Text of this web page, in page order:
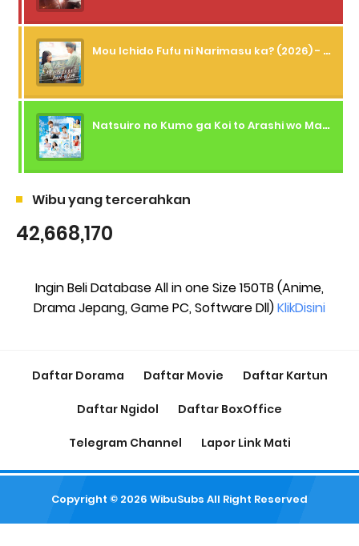
Mou Ichido Fufu ni Narimasu ka? (2026) - 01 Subtitle Indonesia
Natsuiro no Kumo ga Koi to Arashi wo Makiokosu (2026) - 01 Subtitle Indonesia
Wibu yang tercerahkan
42,668,170
Ingin Beli Database All in one Size 150TB (Anime,
Drama Jepang, Game PC, Software Dll)KlikDisini
Daftar Dorama Daftar Movie Daftar Kartun
Daftar Ngidol Daftar BoxOffice
Telegram Channel Lapor Link Mati
Copyright © 2026 WibuSubs All Right Reserved